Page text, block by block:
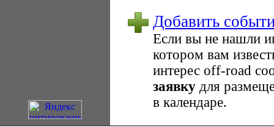
Добавить
Если вы не нашли
котором вам
интерес оff-road
заявку для
в календаре.